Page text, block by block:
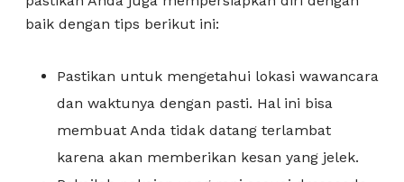
baik dengan tips berikut ini:
Pastikan untuk mengetahui lokasi wawancara
dan waktunya dengan pasti. Hal ini bisa
membuat Anda tidak datang terlambat
karena akan memberikan kesan yang jelek.